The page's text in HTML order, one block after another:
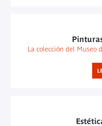
La colección del Museo